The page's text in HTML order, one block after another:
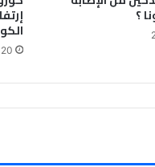
؟
20 مايو، 2020